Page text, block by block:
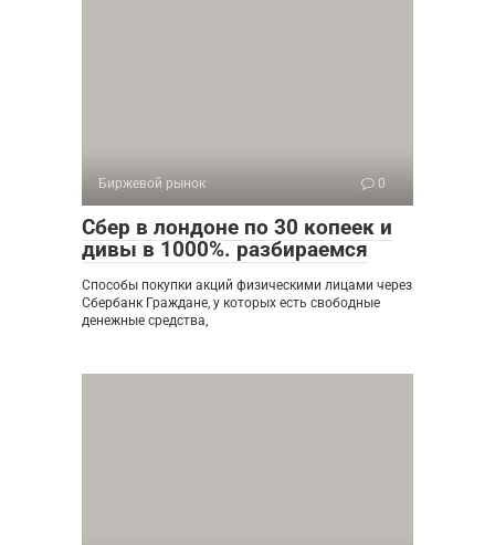
Биржевой рынок 0
Сбер в лондоне по 30 копеек и
дивы в 1000%. разбираемся
Способы покупки акций физическими лицами через
Сбербанк Граждане, у которых есть свободные
денежные средства,